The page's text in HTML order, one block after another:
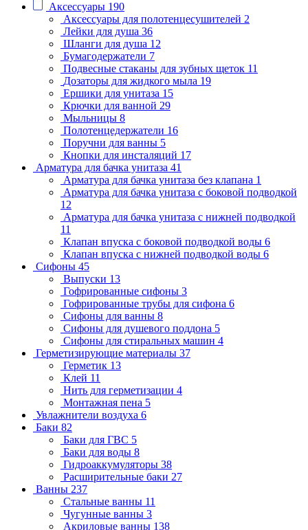
Аксессуары 190
Аксессуары для полотенцесушителей 2
Лейки для душа 36
Шланги для душа 12
Бумагодержатели 7
Подвесные стаканы для зубных щеток 11
Дозаторы для жидкого мыла 19
Ершики для унитаза 15
Крючки для ванной 29
Мыльницы 8
Полотенцедержатели 16
Поручни для ванны 5
Кнопки для инсталяций 17
Арматура для бачка унитаза 41
Арматура для бачка унитаза без клапана 1
Арматура для бачка унитаза с боковой подводкой
12
Арматура для бачка унитаза с нижней подводкой
11
Клапан впуска с боковой подводкой воды 6
Клапан впуска с нижней подводкой воды 6
Сифоны 45
Выпуски 13
Гофрированные сифоны 3
Гофрированные трубы для сифона 6
Сифоны для ванны 8
Сифоны для душевого поддона 5
Сифоны для стиральных машин 4
Герметизирующие материалы 37
Герметик 13
Клей 11
Нить для герметизации 4
Монтажная пена 5
Увлажнители воздуха 6
Баки 82
Баки для ГВС 5
Баки для воды 8
Гидроаккумуляторы 38
Расширительные баки 27
Ванны 237
Стальные ванны 11
Чугунные ванны 3
Акриловые ванны 138